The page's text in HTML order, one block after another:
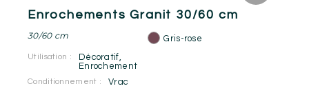
Enrochements Granit 30/60 cm
30/60 cm Gris-rose
Utilisation : Décoratif,
Enrochement
Conditionnement : Vrac